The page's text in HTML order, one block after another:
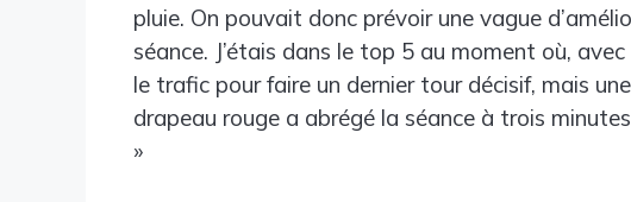
pluie. On pouvait donc prévoir une vague
séance. J’étais dans le top 5 au moment où,
le trafic pour faire un dernier tour décisif, mais
drapeau rouge a abrégé la séance à trois
»